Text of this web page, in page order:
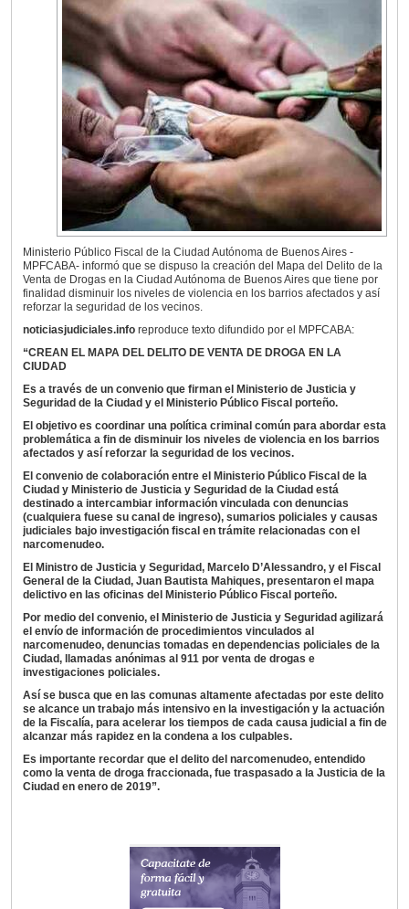
Ministerio Público Fiscal de la Ciudad Autónoma de Buenos Aires -
MPFCABA- informó que se dispuso la creación del Mapa del Delito de la
Venta de Drogas en la Ciudad Autónoma de Buenos Aires que tiene por
finalidad disminuir los niveles de violencia en los barrios afectados y así
reforzar la seguridad de los vecinos.
noticiasjudiciales.info reproduce texto difundido por el MPFCABA:
“CREAN EL MAPA DEL DELITO DE VENTA DE DROGA EN LA
CIUDAD
Es a través de un convenio que firman el Ministerio de Justicia y
Seguridad de la Ciudad y el Ministerio Público Fiscal porteño.
El objetivo es coordinar una política criminal común para abordar esta
problemática a fin de disminuir los niveles de violencia en los barrios
afectados y así reforzar la seguridad de los vecinos.
El convenio de colaboración entre el Ministerio Público Fiscal de la
Ciudad y Ministerio de Justicia y Seguridad de la Ciudad está
destinado a intercambiar información vinculada con denuncias
(cualquiera fuese su canal de ingreso), sumarios policiales y causas
judiciales bajo investigación fiscal en trámite relacionadas con el
narcomenudeo.
El Ministro de Justicia y Seguridad, Marcelo D’Alessandro, y el Fiscal
General de la Ciudad, Juan Bautista Mahiques, presentaron el mapa
delictivo en las oficinas del Ministerio Público Fiscal porteño.
Por medio del convenio, el Ministerio de Justicia y Seguridad agilizará
el envío de información de procedimientos vinculados al
narcomenudeo, denuncias tomadas en dependencias policiales de la
Ciudad, llamadas anónimas al 911 por venta de drogas e
investigaciones policiales.
Así se busca que en las comunas altamente afectadas por este delito
se alcance un trabajo más intensivo en la investigación y la actuación
de la Fiscalía, para acelerar los tiempos de cada causa judicial a fin de
alcanzar más rapidez en la condena a los culpables.
Es importante recordar que el delito del narcomenudeo, entendido
como la venta de droga fraccionada, fue traspasado a la Justicia de la
Ciudad en enero de 2019”.